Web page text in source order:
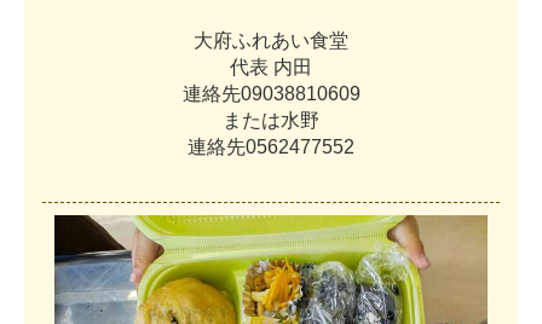
大府ふれあい食堂
代表 内田
連絡先09038810609
ま たは水野
連絡先0562477552